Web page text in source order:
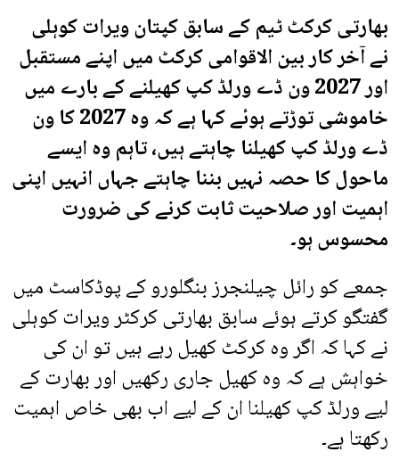
بھارتی کرکٹ ٹیم کے سابق کپتان ویرات کوہلی
نے آخر کار بین الاقوامی کرکٹ میں اپنے مستقبل
اور 2027 ون ڈے ورلڈ کپ کھیلنے کے بارے میں
خاموشی توڑتے ہوئے کہا ہے کہ وہ 2027 کا ون
ڈے ورلڈ کپ کھیلنا چاہتے ہیں، تاہم وہ ایسے
ماحول کا حصہ نہیں بننا چاہتے جہاں انہیں اپنی
اہمیت اور صلاحیت ثابت کرنے کی ضرورت
محسوس ہو۔
جمعے کو رائل چیلنجرز بنگلورو کے پوڈکاسٹ میں
گفتگو کرتے ہوئے سابق بھارتی کرکٹر ویرات کوہلی
نے کہا کہ اگر وہ کرکٹ کھیل رہے ہیں تو ان کی
خواہش ہے کہ وہ کھیل جاری رکھیں اور بھارت کے
لیے ورلڈ کپ کھیلنا ان کے لیے اب بھی خاص اہمیت
رکھتا ہے۔